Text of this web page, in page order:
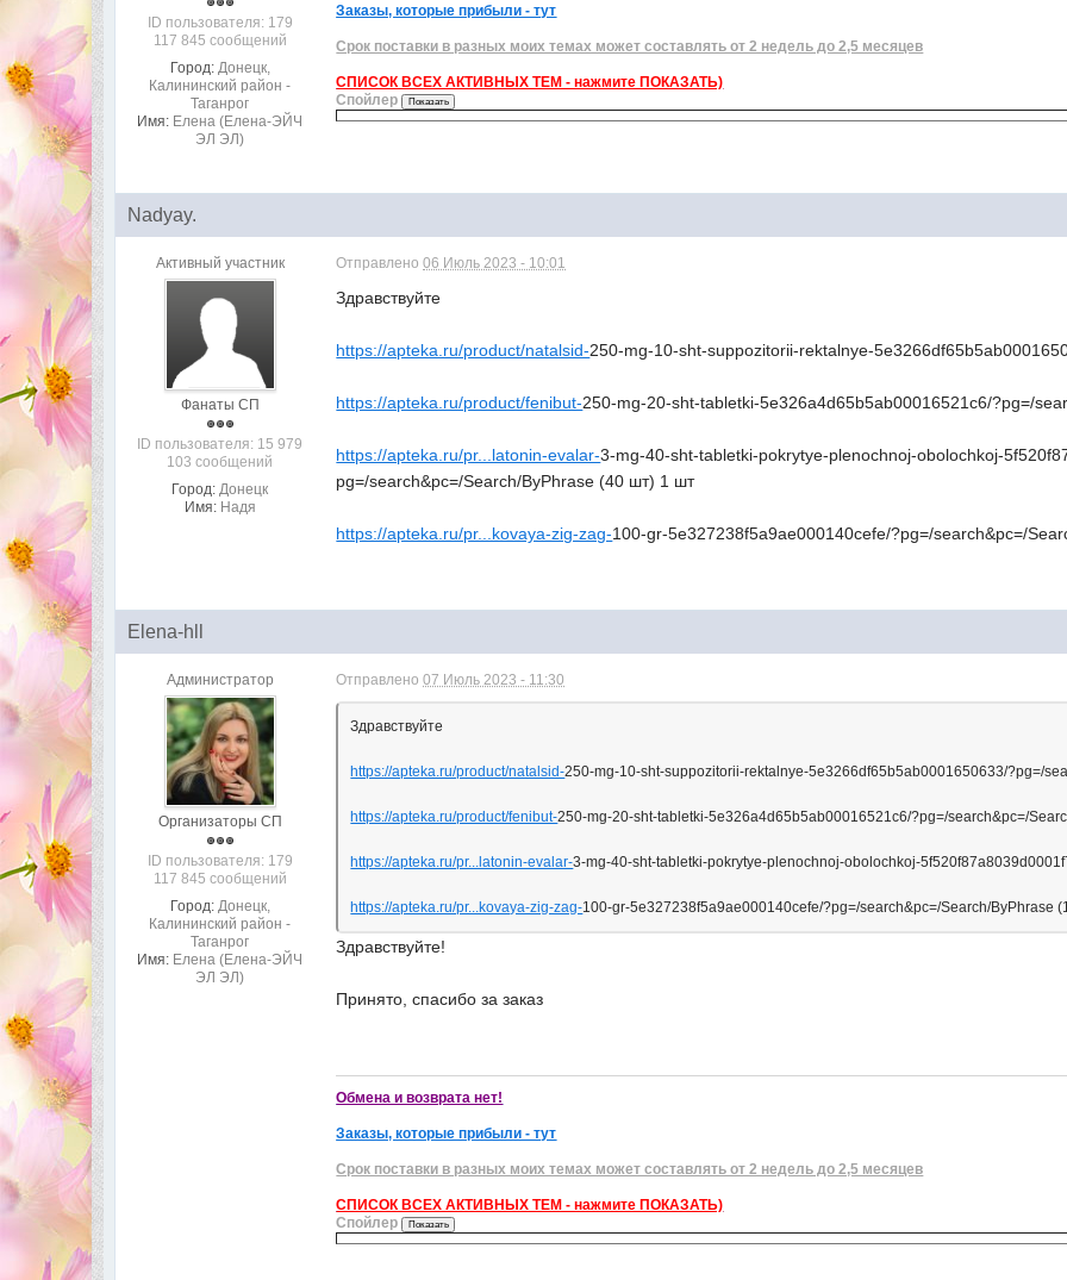
ID пользователя: 179
117 845 сообщений
Город: Донецк,
Калининский район -
Таганрог
Имя: Елена (Елена-ЭЙЧ
ЭЛ ЭЛ)
Заказы, которые прибыли - тут
Срок поставки в разных моих темах может составлять от 2 недель до 2,5 месяцев
СПИСОК ВСЕХ АКТИВНЫХ ТЕМ - нажмите ПОКАЗАТЬ)
Спойлер
Nadyay.
Активный участник
Фанаты СП
ID пользователя: 15 979
103 сообщений
Город: Донецк
Имя: Надя
Отправлено06 Июль 2023 - 10:01
Здравствуйте
https://apteka.ru/product/natalsid-250-mg-10-sht-suppozitorii-rektalnye-
https://apteka.ru/product/fenibut-250-mg-20-sht-tabletki-5e326a4d65b5ab00016521c6/?pg=/
https://apteka.ru/pr...latonin-evalar-3-mg-40-sht-tabletki-pokrytye-plenochnoj-obolochkoj-
pg=/search&pc=/Search/ByPhrase (40 шт) 1 шт
https://apteka.ru/pr...kovaya-zig-zag-100-gr-5e327238f5a9ae000140cefe/?pg=/search&pc=/
Elena-hll
Администратор
Организаторы СП
ID пользователя: 179
117 845 сообщений
Город: Донецк,
Калининский район -
Таганрог
Имя: Елена (Елена-ЭЙЧ
ЭЛ ЭЛ)
Отправлено07 Июль 2023 - 11:30
Здравствуйте
https://apteka.ru/product/natalsid-250-mg-10-sht-suppozitorii-rektalnye-5e3266df65b5ab0001650633/?pg=/
https://apteka.ru/product/fenibut-250-mg-20-sht-tabletki-5e326a4d65b5ab00016521c6/?pg=/search&pc=/
https://apteka.ru/pr...latonin-evalar-3-mg-40-sht-tabletki-pokrytye-plenochnoj-obolochkoj-
https://apteka.ru/pr...kovaya-zig-zag-100-gr-5e327238f5a9ae000140cefe/?pg=/search&pc=/Search/ByPhrase
Здравствуйте!
Принято, спасибо за заказ
Обмена и возврата нет!
Заказы, которые прибыли - тут
Срок поставки в разных моих темах может составлять от 2 недель до 2,5 месяцев
СПИСОК ВСЕХ АКТИВНЫХ ТЕМ - нажмите ПОКАЗАТЬ)
Спойлер